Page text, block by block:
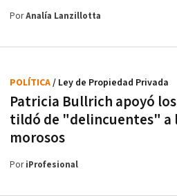
PorAnalía Lanzillotta
Patricia Bullrich apoyó
tildó de "delincuentes" a
morosos
POLÍTICA/ Ley de Propiedad Privada
PoriProfesional